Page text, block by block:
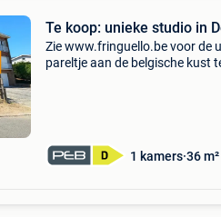
Te koop: unieke studio in
Zie www.fringuello.be voor de
pareltje aan de belgische kust
1 kamers 36 m²